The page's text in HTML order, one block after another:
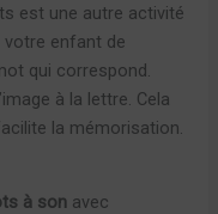
est une autre activité
votre enfant de
qui correspond.
à la lettre. Cela
la mémorisation.
à son avec